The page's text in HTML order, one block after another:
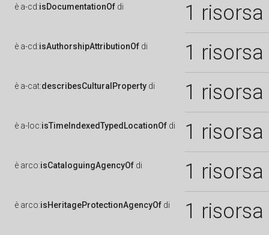
è a-cd:isDocumentationOf di 1 risorsa
è a-cd:isAuthorshipAttributionOf di 1 risorsa
è a-cat:describesCulturalProperty di 1 risorsa
è a-loc:isTimeIndexedTypedLocationOf di 1 risorsa
è arco:isCataloguingAgencyOf di 1 risorsa
è arco:isHeritageProtectionAgencyOf di 1 risorsa